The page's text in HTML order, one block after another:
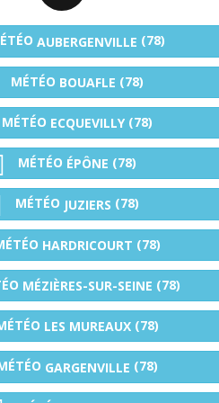
AUBERGENVILLE (78)
MÉTÉO BOUAFLE (78)
ECQUEVILLY(78)
MÉTÉO ÉPÔNE (78)
MÉTÉO JUZIERS (78)
HARDRICOURT (78)
MÉZIÈRES-SUR-SEINE (78)
LES MUREAUX(78)
GARGENVILLE (78)